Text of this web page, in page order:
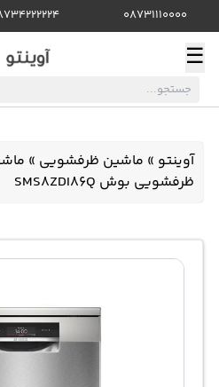
08731110000
☰
آوینتو » ماشین ظرفشویی »
ظرفشویی بوش SMS8ZDI86Q